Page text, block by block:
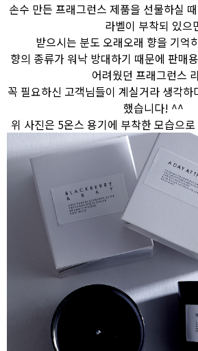
손수 만든 프래그런스 제품을 선물하실
라벨이 부착되 있으
받으시는 분도 오래오래 향을 기억
향의 종류가 워낙 방대하기 때문에 판매
어려웠던 프래그런스
꼭 필요하신 고객님들이 계실거라 생각하
했습니다! ^^
위 사진은 5온스 용기에 부착한 모습으